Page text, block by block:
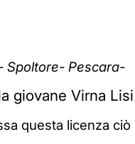
Spoltore- Pescara-
Virna
questa licenza